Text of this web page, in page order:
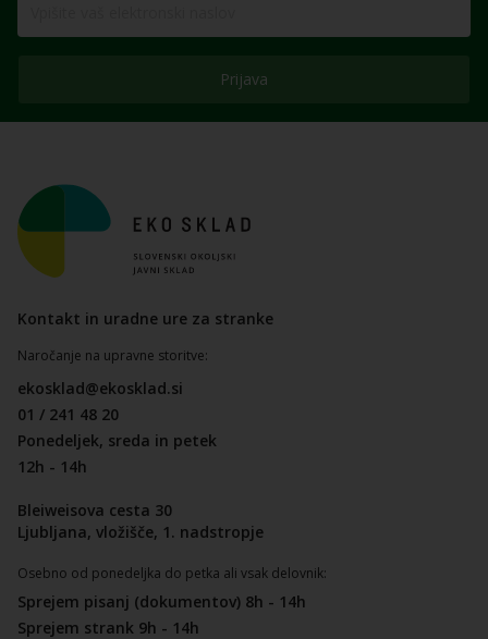
Prijava
Kontakt in uradne ure za stranke
Naročanje na upravne storitve:
ekosklad@ekosklad.si
01 / 241 48 20
Ponedeljek, sreda in petek
12h - 14h
Bleiweisova cesta 30
Ljubljana, vložišče, 1. nadstropje
Osebno od ponedeljka do petka ali vsak delovnik:
Sprejem pisanj (dokumentov) 8h - 14h
Sprejem strank 9h - 14h